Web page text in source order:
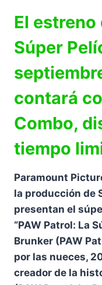
El estreno
Súper
contará
Combo,
tiempo
Paramount
la producción de
presentan el
“PAW Patrol: La
Brunker (PAW
por las nueces,
creador de la